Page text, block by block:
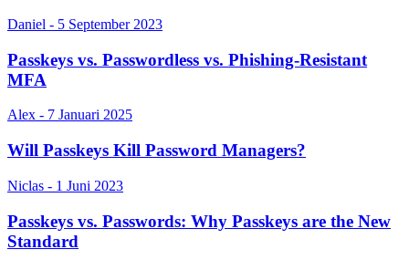
Daniel - 5 September 2023
Passkeys vs. Passwordless vs. Phishing-Resistant
MFA
Alex - 7 Januari 2025
Will Passkeys Kill Password Managers?
Niclas - 1 Juni 2023
Passkeys vs. Passwords: Why Passkeys are the New
Standard